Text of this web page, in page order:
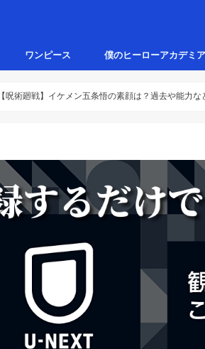
ワンピース 僕のヒーローアカデミア
【呪術廻戦】イケメン五条悟の素顔は？過去や能力な